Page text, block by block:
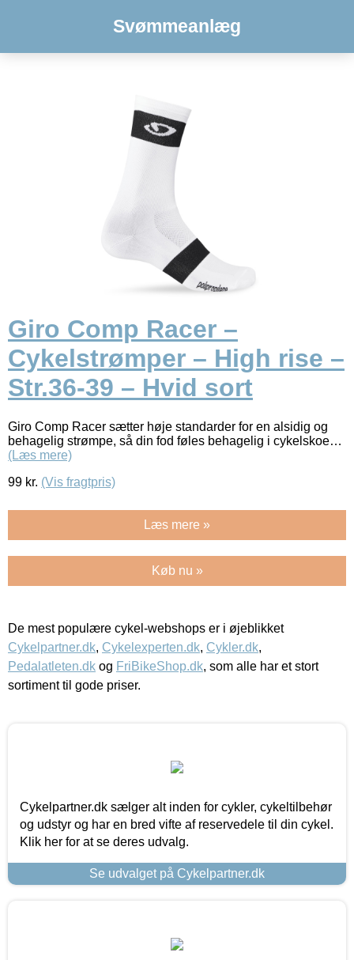
Svømmeanlæg
Giro Comp Racer –
Cykelstrømper – High rise –
Str.36-39 – Hvid sort
Giro Comp Racer sætter høje standarder for en alsidig og
behagelig strømpe, så din fod føles behagelig i cykelskoe…
(Læs mere)
99 kr. (Vis fragtpris)
Læs mere »
Køb nu »
De mest populære cykel-webshops er i øjeblikket
Cykelpartner.dk, Cykelexperten.dk, Cykler.dk,
Pedalatleten.dk og FriBikeShop.dk, som alle har et stort
sortiment til gode priser.
Cykelpartner.dk sælger alt inden for cykler, cykeltilbehør
og udstyr og har en bred vifte af reservedele til din cykel.
Klik her for at se deres udvalg.
Se udvalget på Cykelpartner.dk